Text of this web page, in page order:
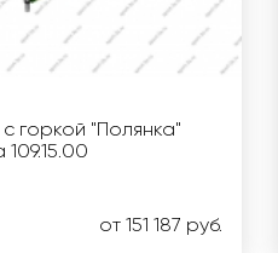
горкой "Полянка"
от 151 187 руб.